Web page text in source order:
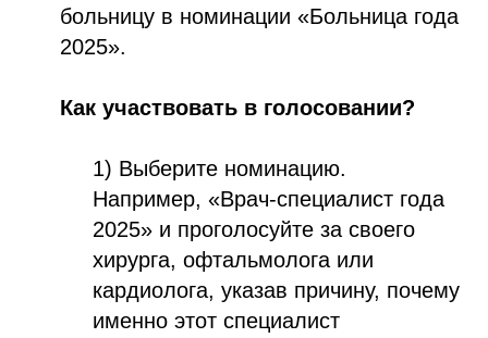
больницу в номинации «Больница года
2025».
Как участвовать в голосовании?
1) Выберите номинацию.
Например, «Врач-специалист года
2025» и проголосуйте за своего
хирурга, офтальмолога или
кардиолога, указав причину, почему
именно этот специалист